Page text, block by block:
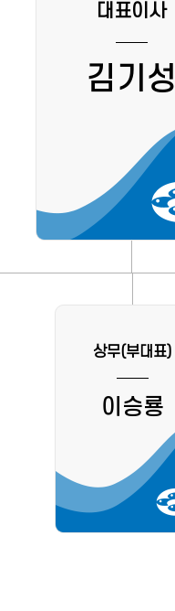
대표이사
김기성
상무(부대표)
이승룡